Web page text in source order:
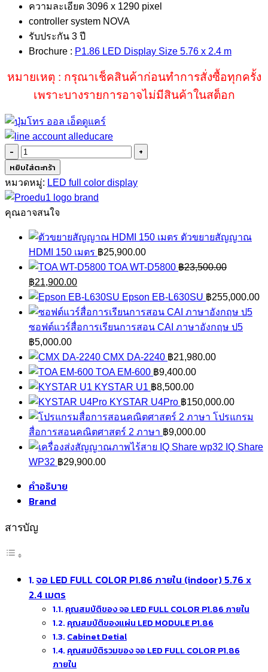
ความละเอียด 3096 x 1290 pixel
controller system NOVA
รับประกัน 3 ปี
Brochure : P1.86 LED Display Size 5.76 x 2.4 m
หมายเหตุ : กรุณาเช็คสินค้าก่อนทำการสั่งซื้อทุกครั้ง
เพราะบางรายการอาจไม่มีสินค้าในสต็อก
จำนวน
จอ
LED
FULL
COLOR
ชิ้น
หยิบใส่ตะกร้า
หมวดหมู่: LED full color display
คุณอาจสนใจ
ตัวขยายสัญญาณ
HDMI 150 เมตร ฿25,900.00
TOA WT-D5800 ฿23,500.00
Original
price
was:
฿23,500.00.
฿21,900.00Current
price
is:
฿21,900.00.
Epson EB-L630SU ฿255,000.00
ซอฟต์แวร์สื่อการเรียนการสอน CAI ภาษาอังกฤษ ป5
฿5,000.00
CMX DA-2240 ฿21,980.00
TOA EM-600 ฿9,400.00
KYSTAR U1 ฿8,500.00
KYSTAR U4Pro ฿150,000.00
โปรแกรม
สื่อการสอนคณิตศาสตร์ 2 ภาษา ฿9,000.00
IQ Share
WP32 ฿29,900.00
คำอธิบาย
Brand
สารบัญ
จอ LED FULL COLOR P1.86 ภายใน (indoor) 5.76 x
2.4 เมตร
คุณสมบัติของ จอ LED FULL COLOR P1.86 ภายใน
คุณสมบัติของแผ่น LED MODULE P1.86
Cabinet Detial
คุณสมบัติรวมของ จอ LED FULL COLOR P1.86
ภายใน